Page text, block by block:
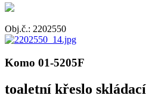
Obj.č.: 2202550
Komo 01-5205F
toaletní křeslo skládací